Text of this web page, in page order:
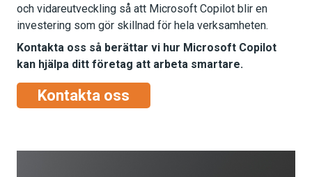
och vidareutveckling så att Microsoft Copilot blir en
investering som gör skillnad för hela verksamheten.
Kontakta oss så berättar vi hur Microsoft Copilot
kan hjälpa ditt företag att arbeta smartare.
Kontakta oss